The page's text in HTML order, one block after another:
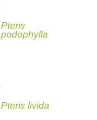
Pteris
podophylla
Pteris livida